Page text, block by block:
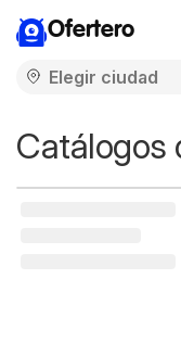
Ofertero
Catálogos